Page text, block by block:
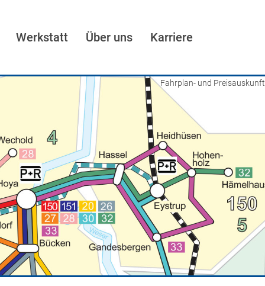
Werkstatt Über uns Karriere
Fahrplan- und Preisauskunft